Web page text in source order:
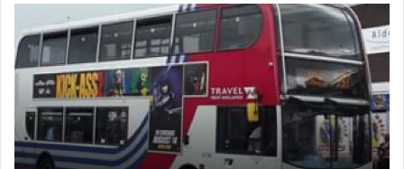
ل
ي
ا
ل
ف
ن